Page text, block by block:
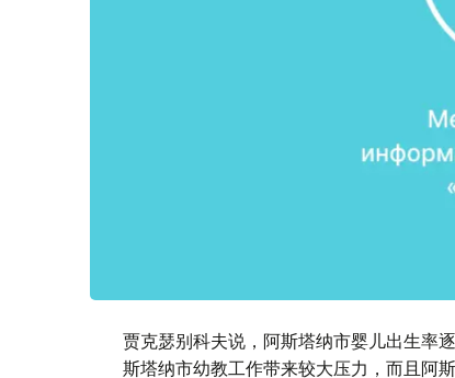
贾克瑟别科夫说，阿斯塔纳市婴儿出生率
斯塔纳市幼教工作带来较大压力，而且阿